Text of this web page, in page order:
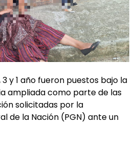
y 1 año fueron puestos bajo la
ampliada como parte de las
solicitadas por la
de la Nación (PGN) ante un